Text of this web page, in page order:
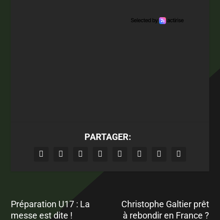
PARTAGER:
Préparation U17 : La
messe est dite !
Christophe Galtier prêt
à rebondir en France ?